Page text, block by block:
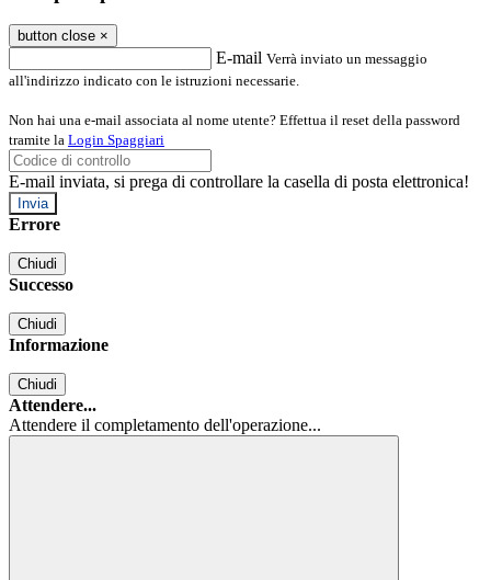
button close ×
E-mail Verrà inviato un messaggio
all'indirizzo indicato con le istruzioni necessarie.
Non hai una e-mail associata al nome utente? Effettua il reset della password
tramite la Login Spaggiari
E-mail inviata, si prega di controllare la casella di posta elettronica!
Errore
Chiudi
Successo
Chiudi
Informazione
Chiudi
Attendere...
Attendere il completamento dell'operazione...